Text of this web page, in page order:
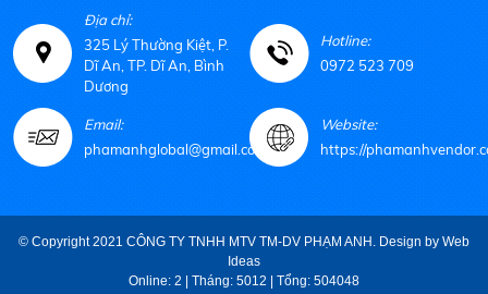
Địa chỉ:
325 Lý Thường Kiệt, P.
Dĩ An, TP. Dĩ An, Bình
Dương
Hotline:
0972 523 709
Email:
phamanhglobal@gmail.com
Website:
https://
© Copyright 2021 CÔNG TY TNHH MTV TM-DV PHẠM ANH. Design by Web
Ideas
Online: 2 | Tháng: 5012 | Tổng: 504048